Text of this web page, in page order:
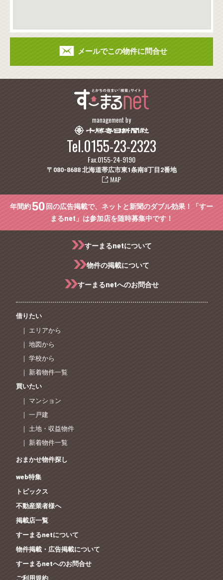
メールでこの物件に問合せ
management by
Tel.0155-23-2323
Fax.0155-24-9190
〒080-8688 北海道帯広市東1条南8丁目2番地
年間約50 回の広告掲載で、ネットと新聞のダブル効果！「すー
まるnet」は参加店を随時募集中です！
すーまるnetについて
物件の掲載について
すーまるnetへのお問合せ
借りたい
｜ エリアから
｜ 地図から
｜ 学校から
｜ 新着物件一覧
買いたい
｜ マンション
｜ 一戸建
｜ 土地・収益物件
｜ 新着物件一覧
おまかせ物件探し
web特集
トピックス
不動産業者様へ
掲載店一覧
すーまるnetについて
物件掲載・広告掲載について
すーまるnetへのお問合せ
ご利用規約